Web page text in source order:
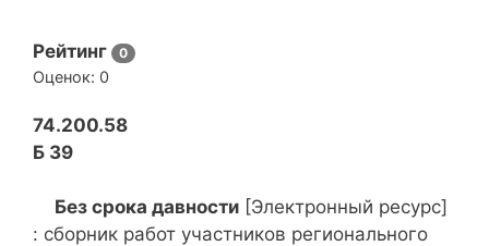
Рейтинг 0
Оценок: 0
74.200.58
Б 39
Без срока давности [Электронный ресурс]
: сборник работ участников регионального